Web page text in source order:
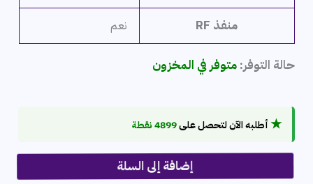
منفذ RF نعم
حالة التوفر: متوفر في المخزون
★أطلبه الآن لتحصل على4899 نقطة
إضافة إلى السلة